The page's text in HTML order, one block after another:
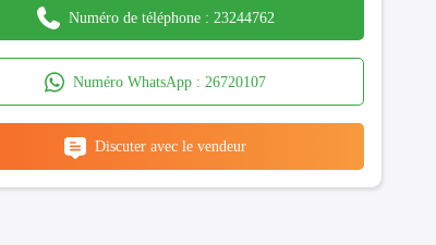
Numéro de téléphone : 23244762
Numéro WhatsApp :26720107
Discuter avec le vendeur